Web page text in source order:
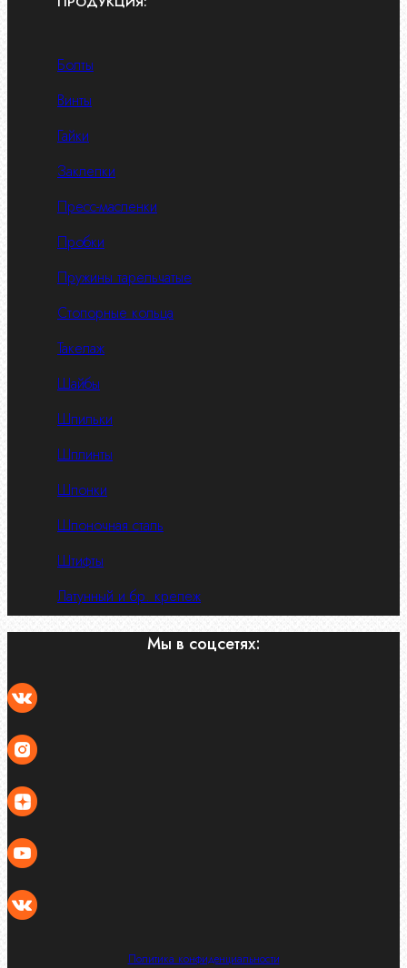
Болты
Винты
Гайки
Заклепки
Пресс-масленки
Пробки
Пружины тарельчатые
Стопорные кольца
Такелаж
Шайбы
Шпильки
Шплинты
Шпонки
Шпоночная сталь
Штифты
Латунный и бр. крепеж
Мы в соцсетях:
Политика конфиденциальности